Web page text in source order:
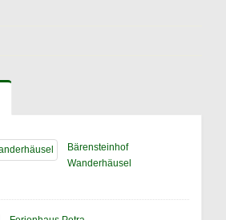
Bärensteinhof
Wanderhäusel